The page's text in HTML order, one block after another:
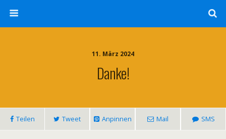
11. März 2024
Danke!
Teilen Tweet Anpinnen Mail SMS